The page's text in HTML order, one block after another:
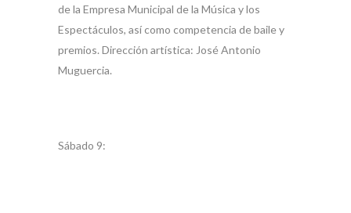
de la Empresa Municipal de la Música y los
Espectáculos, así como competencia de baile y
premios. Dirección artística: José Antonio
Muguercia.
Sábado 9: